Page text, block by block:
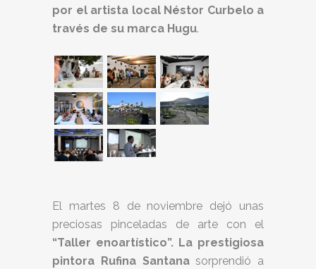
por el artista local Néstor Curbelo a
través de su marca Hugu.
El martes 8 de noviembre dejó unas
preciosas pinceladas de arte con el
“Taller enoartístico”. La prestigiosa
pintora Rufina Santanasorprendió a